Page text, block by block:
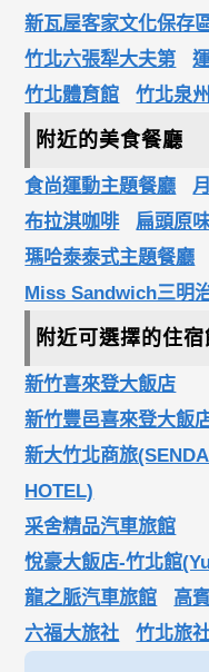
新瓦屋客家文化保存
竹北六張犁大夫第
竹北體育館
竹北泉
附近的美食餐廳
食尚運動主題餐廳
布拉淇咖啡
扁頭原
瑪哈泰泰式主題餐廳
Miss Sandwich三明
附近可選擇的住宿
新竹喜來登大飯店
新竹豐邑喜來登大飯
新大竹北商旅
HOTEL)
采舍精品汽車旅館
悅豪大飯店-竹北館
龍之脈汽車旅館
高
六福大旅社
竹北旅